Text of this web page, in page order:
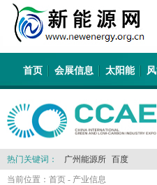
首页 会展信息 太阳能
热门关键词： 广州能源所 百度
当前位置： 首页 - 产业信息